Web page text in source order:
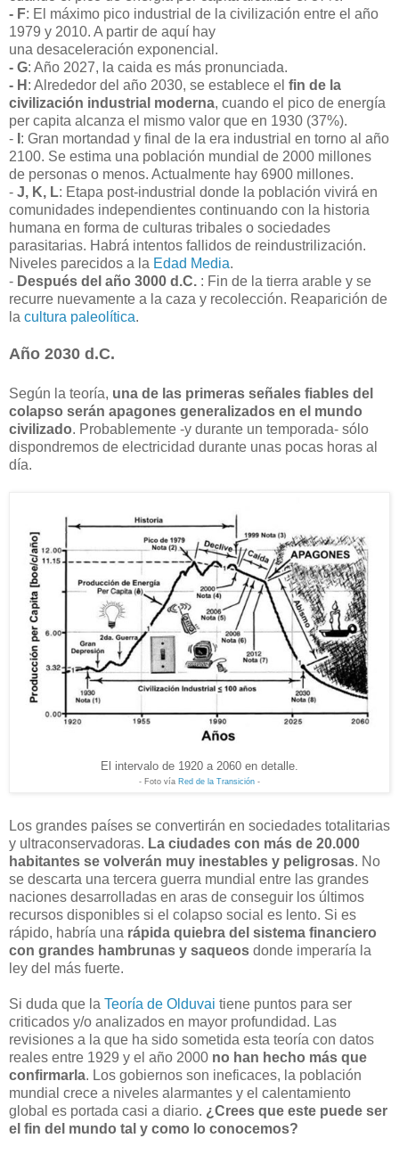
- F: El máximo pico industrial de la civilización entre el año
1979 y 2010. A partir de aquí hay
una desaceleración exponencial.
- G: Año 2027, la caida es más pronunciada.
- H : Alrededor del año 2030, se establece el fin de la
civilización industrial moderna, cuando el pico de energía
per capita alcanza el mismo valor que en 1930 (37%).
- : Gran mortandad y final de la era industrial en torno al año
2100. Se estima una población mundial de 2000 millones
de personas o menos. Actualmente hay 6900 millones.
- J, K, L: Etapa post-industrial donde la población vivirá en
comunidades independientes continuando con la historia
humana en forma de culturas tribales o sociedades
parasitarias. Habrá intentos fallidos de reindustrilización.
Niveles parecidos a la Edad Media.
- Después del año 3000 d.C. : Fin de la tierra arable y se
recurre nuevamente a la caza y recolección. Reaparición de
la cultura paleolítica.
Año 2030 d.C.
Según la teoría, una de las primeras señales fiables del
colapso serán apagones generalizados en el mundo
civilizado. Probablemente -y durante un temporada- sólo
dispondremos de electricidad durante unas pocas horas al
día.
El intervalo de 1920 a 2060 en detalle.
- Foto vía Red de la Transición -
Los grandes países se convertirán en sociedades totalitarias
y ultraconservadoras. La ciudades con más de 20.000
habitantes se volverán muy inestables y peligrosas. No
se descarta una tercera guerra mundial entre las grandes
naciones desarrolladas en aras de conseguir los últimos
recursos disponibles si el colapso social es lento. Si es
rápido, habría una rápida quiebra del sistema financiero
con grandes hambrunas y saqueos donde imperaría la
ley del más fuerte.
Si duda que la Teoría de Olduvai tiene puntos para ser
criticados y/o analizados en mayor profundidad. Las
revisiones a la que ha sido sometida esta teoría con datos
reales entre 1929 y el año 2000 no han hecho más que
confirmarla. Los gobiernos son ineficaces, la población
mundial crece a niveles alarmantes y el calentamiento
global es portada casi a diario. ¿Crees que este puede ser
el fin del mundo tal y como lo conocemos?